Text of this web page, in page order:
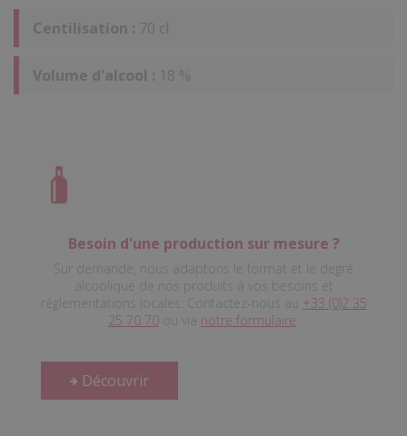
Centilisation : 70 cl
Volume d'alcool : 18 %
Besoin d'une production sur mesure ?
Sur demande, nous adaptons le format et le degré
alcoolique de nos produits à vos besoins et
réglementations locales. Contactez-nous au +33 (0)2 35
25 70 70 ou via notre formulaire
Découvrir